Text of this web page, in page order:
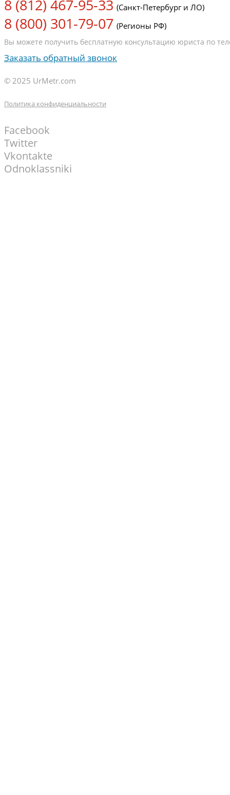
8 (812) 467-95-33 (Санкт-Петербург и ЛО)
8 (800) 301-79-07 (Регионы РФ)
Вы можете получить бесплатную консультацию юриста по
Заказать обратный звонок
© 2025 UrMetr.com
Политика конфиденциальности
Facebook
Twitter
Vkontakte
Odnoklassniki